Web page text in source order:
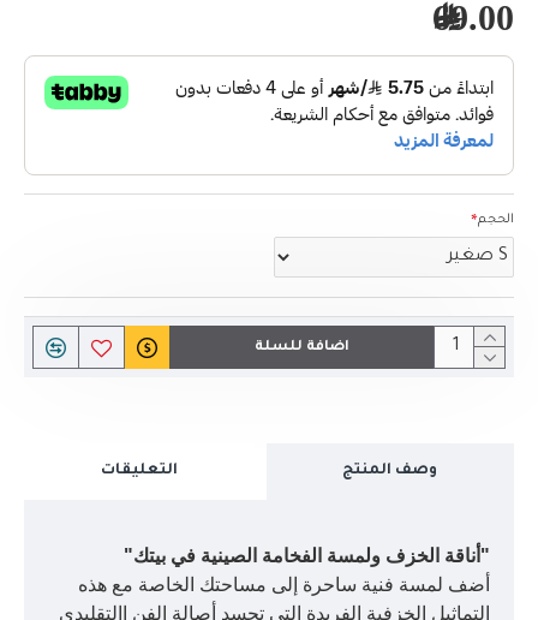
69.00﷼
الحجم
اضافة للسلة
وصف المنتج التعليقات
"أناقة الخزف ولمسة الفخامة الصينية في بيتك"
أضف لمسة فنية ساحرة إلى مساحتك الخاصة مع هذه
التماثيل الخزفية الفريدة التي تجسد أصالة الفن االتقليدي